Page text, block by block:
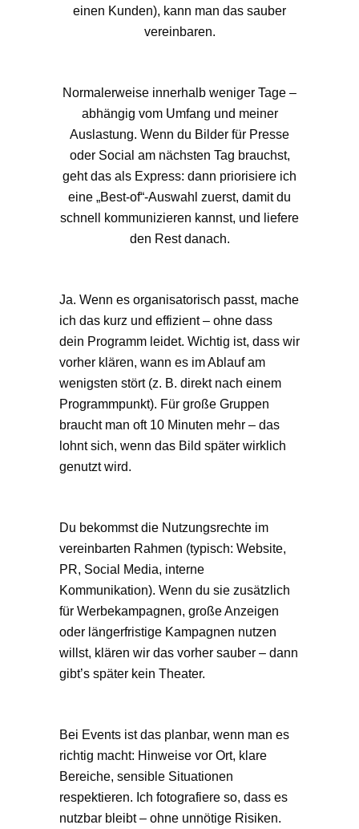
einen Kunden), kann man das sauber
vereinbaren.
Normalerweise innerhalb weniger Tage –
abhängig vom Umfang und meiner
Auslastung. Wenn du Bilder für Presse
oder Social am nächsten Tag brauchst,
geht das als Express: dann priorisiere ich
eine „Best-of“-Auswahl zuerst, damit du
schnell kommunizieren kannst, und liefere
den Rest danach.
Ja. Wenn es organisatorisch passt, mache
ich das kurz und effizient – ohne dass
dein Programm leidet. Wichtig ist, dass wir
vorher klären, wann es im Ablauf am
wenigsten stört (z. B. direkt nach einem
Programmpunkt). Für große Gruppen
braucht man oft 10 Minuten mehr – das
lohnt sich, wenn das Bild später wirklich
genutzt wird.
Du bekommst die Nutzungsrechte im
vereinbarten Rahmen (typisch: Website,
PR, Social Media, interne
Kommunikation). Wenn du sie zusätzlich
für Werbekampagnen, große Anzeigen
oder längerfristige Kampagnen nutzen
willst, klären wir das vorher sauber – dann
gibt’s später kein Theater.
Bei Events ist das planbar, wenn man es
richtig macht: Hinweise vor Ort, klare
Bereiche, sensible Situationen
respektieren. Ich fotografiere so, dass es
nutzbar bleibt – ohne unnötige Risiken.